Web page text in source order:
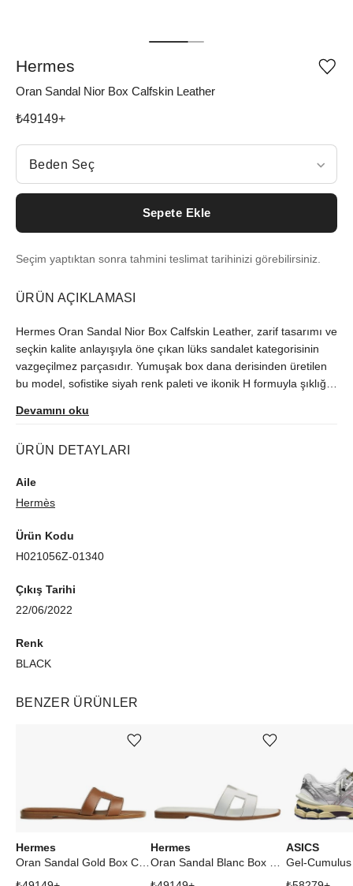
Hermes
Oran Sandal Nior Box Calfskin Leather
₺49149+
Beden Seç
Beden Seç
Sepete Ekle
Seçim yaptıktan sonra tahmini teslimat tarihinizi görebilirsiniz.
ÜRÜN AÇIKLAMASI
Hermes Oran Sandal Nior Box Calfskin Leather, zarif tasarımı ve
seçkin kalite anlayışıyla öne çıkan lüks sandalet kategorisinin
vazgeçilmez parçasıdır. Yumuşak box dana derisinden üretilen
bu model, sofistike siyah renk paleti ve ikonik H formuyla şıklığı
adımda konfor sunarken, benzersiz Hermes işçiliğini modern
Devamını oku
ÜRÜN DETAYLARI
Aile
Hermès
Ürün Kodu
H021056Z-01340
Çıkış Tarihi
22/06/2022
Renk
BLACK
BENZER ÜRÜNLER
Hermes
Ürünü istek listesine ekle veya listeden çıkar
Hermes
Ürünü istek listesine ekle veya listeden çıkar
ASICS